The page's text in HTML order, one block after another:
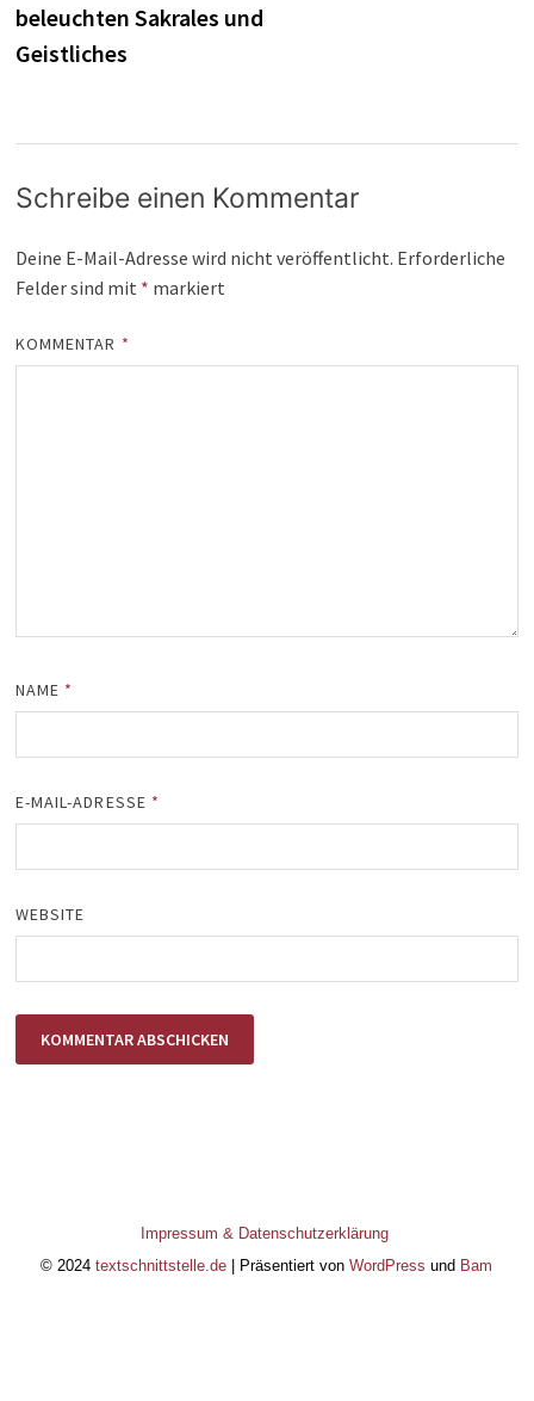
beleuchten Sakrales und
Geistliches
Schreibe einen Kommentar
Deine E-Mail-Adresse wird nicht veröffentlicht. Erforderliche
Felder sind mit * markiert
KOMMENTAR *
NAME *
E-MAIL-ADRESSE *
WEBSITE
Impressum & Datenschutzerklärung
© 2024textschnittstelle.de | Präsentiert vonWordPress und Bam